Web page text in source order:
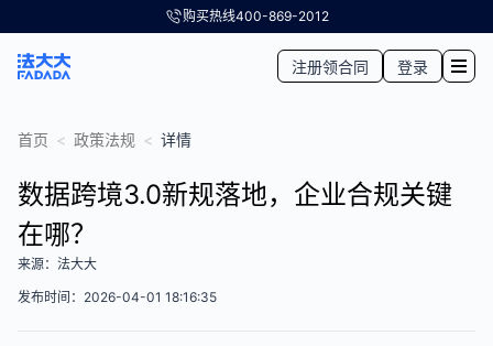
购买热线400-869-2012
注册领合同 登录
首页 < 政策法规 < 详情
数据跨境3.0新规落地，企业合规关键
在哪？
来源：法大大
发布时间：2026-04-01 18:16:35